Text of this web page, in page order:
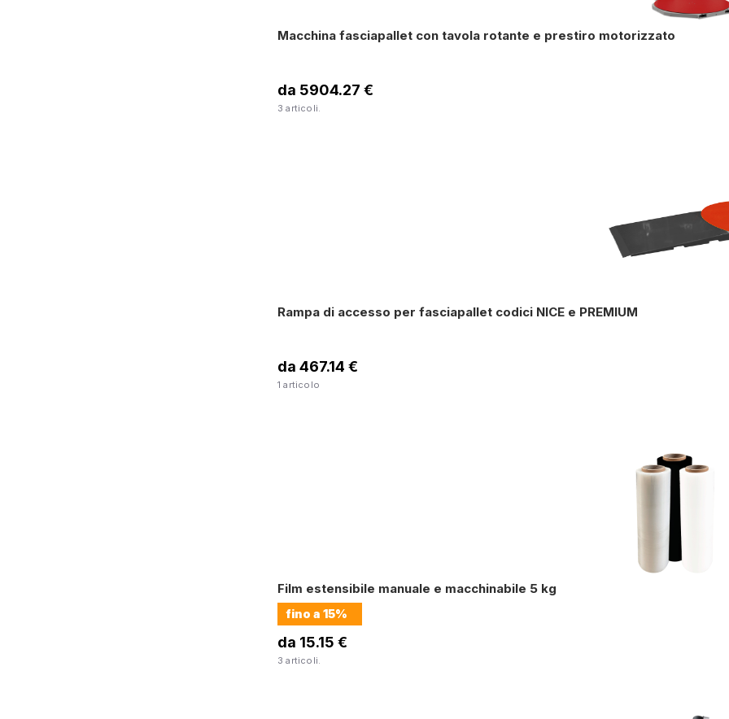
Macchina fasciapallet con tavola rotante e prestiro motorizzato
da 5904.27 €
3 articoli.
Rampa di accesso per fasciapallet codici NICE e PREMIUM
da 467.14 €
1 articolo
Film estensibile manuale e macchinabile 5 kg
fino a 15%
da 15.15 €
3 articoli.